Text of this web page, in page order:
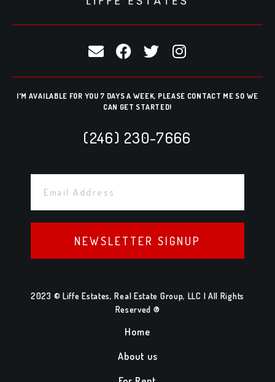
I'M AVAILABLE FOR YOU 7 DAYS A WEEK, PLEASE CONTACT ME SO WE
CAN GET STARTED!
(246) 230-7666
NEWSLETTER SIGNUP
2023 © Liffe Estates, Real Estate Group, LLC | All Rights
Reserved ®
Home
About us